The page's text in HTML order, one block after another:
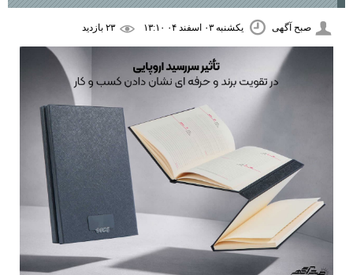
صبح آگهی یکشنبه ۰۳ اسفند ۰۴ ۱۳:۱۰